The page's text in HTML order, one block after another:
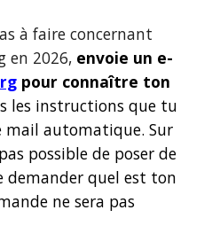
à faire concernant
en 2026, envoie un e-
pour connaître ton
les instructions que tu
mail automatique. Sur
possible de poser de
demander quel est ton
ne sera pas